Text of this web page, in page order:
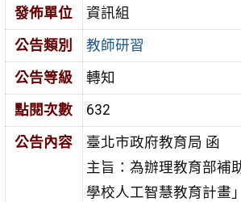
發佈單位
資訊組
公告類別
教師研習
公告等級
轉知
點閱次數
632
公告內容
臺北市政府教育局 函
主旨：為辦理教育部補
學校人工智慧教育計畫